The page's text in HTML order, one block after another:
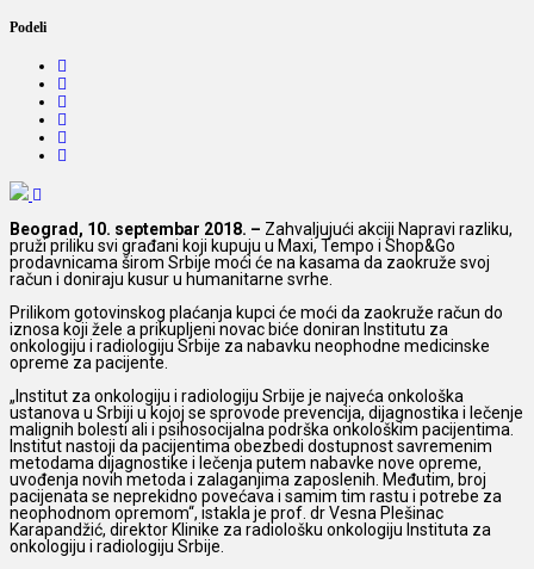
Podeli
Beograd, 10. septembar 2018. – Zahvaljujući akciji Napravi razliku,
pruži priliku svi građani koji kupuju u Maxi, Tempo i Shop&Go
prodavnicama širom Srbije moći će na kasama da zaokruže svoj
račun i doniraju kusur u humanitarne svrhe.
Prilikom gotovinskog plaćanja kupci će moći da zaokruže račun do
iznosa koji žele a prikupljeni novac biće doniran Institutu za
onkologiju i radiologiju Srbije za nabavku neophodne medicinske
opreme za pacijente.
„Institut za onkologiju i radiologiju Srbije je najveća onkološka
ustanova u Srbiji u kojoj se sprovode prevencija, dijagnostika i lečenje
malignih bolesti ali i psihosocijalna podrška onkološkim pacijentima.
Institut nastoji da pacijentima obezbedi dostupnost savremenim
metodama dijagnostike i lečenja putem nabavke nove opreme,
uvođenja novih metoda i zalaganjima zaposlenih. Međutim, broj
pacijenata se neprekidno povećava i samim tim rastu i potrebe za
neophodnom opremom“, istakla je prof. dr Vesna Plešinac
Karapandžić, direktor Klinike za radiološku onkologiju Instituta za
onkologiju i radiologiju Srbije.